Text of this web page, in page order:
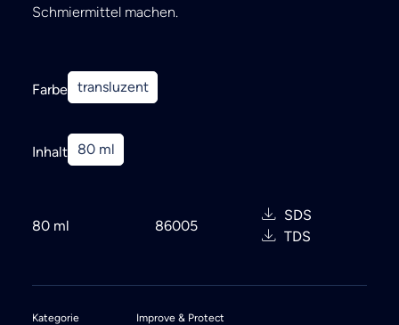
Schmiermittel machen.
Farbe transluzent
Inhalt 80 ml
80 ml 86005
SDS
TDS
Kategorie Improve & Protect